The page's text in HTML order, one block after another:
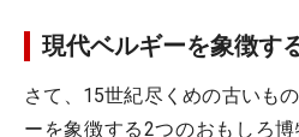
現代ベルギーを象徴す
さて、15世紀尽くめの古いも
ーを象徴する2つのおもしろ博